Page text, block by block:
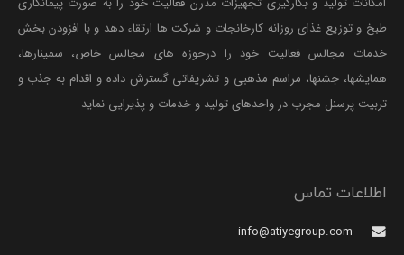
طبخ و توزیع غذای روزانه کارخانجات و شرکت ها ارتقاء دهد و با افزودن بخش
خدمات مجالس فعالیت خود را درحوزه های مجالس خاص، سمینارها،
همایشها، جشنها، مراسم مذهبی و تشریفاتی گسترش داده و اقدام به جذب و
تربیت پرسنل مجرب در واحدهای تولید و خدمات و پذیرایی نماید
اطلاعات تماس
info@atiyegroup.com